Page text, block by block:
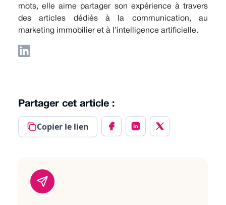
mots, elle aime partager son expérience à travers
des articles dédiés à la communication, au
marketing immobilier et à l’intelligence artificielle.
Partager cet article :
Copier le lien